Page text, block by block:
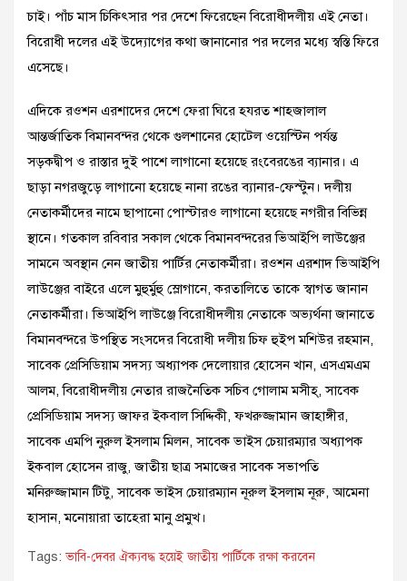
চাই। পাঁচ মাস চিকিৎসার পর দেশে ফিরেছেন বিরোধীদলীয় এই নেতা।
বিরোধী দলের এই উদ্যোগের কথা জানানোর পর দলের মধ্যে স্বস্তি ফিরে
এসেছে।
এদিকে রওশন এরশাদের দেশে ফেরা ঘিরে হযরত শাহজালাল
আন্তর্জাতিক বিমানবন্দর থেকে গুলশানের হোটেল ওয়েস্টিন পর্যন্ত
সড়কদ্বীপ ও রাস্তার দুই পাশে লাগানো হয়েছে রংবেরঙের ব্যানার। এ
ছাড়া নগরজুড়ে লাগানো হয়েছে নানা রঙের ব্যানার-ফেস্টুন। দলীয়
নেতাকর্মীদের নামে ছাপানো পোস্টারও লাগানো হয়েছে নগরীর বিভিন্ন
স্থানে। গতকাল রবিবার সকাল থেকে বিমানবন্দরের ভিআইপি লাউঞ্জের
সামনে অবস্থান নেন জাতীয় পার্টির নেতাকর্মীরা। রওশন এরশাদ ভিআইপি
লাউঞ্জের বাইরে এলে মুহুর্মুহু স্লোগানে, করতালিতে তাকে স্বাগত জানান
নেতাকর্মীরা। ভিআইপি লাউঞ্জে বিরোধীদলীয় নেতাকে অভ্যর্থনা জানাতে
বিমানবন্দরে উপস্থিত সংসদের বিরোধী দলীয় চিফ হুইপ মশিউর রহমান,
সাবেক প্রেসিডিয়াম সদস্য অধ্যাপক দেলোয়ার হোসেন খান, এসএমএম
আলম, বিরোধীদলীয় নেতার রাজনৈতিক সচিব গোলাম মসীহ্, সাবেক
প্রেসিডিয়াম সদস্য জাফর ইকবাল সিদ্দিকী, ফখরুজ্জামান জাহাঙ্গীর,
সাবেক এমপি নুরুল ইসলাম মিলন, সাবেক ভাইস চেয়ারম্যার অধ্যাপক
ইকবাল হোসেন রাজু, জাতীয় ছাত্র সমাজের সাবেক সভাপতি
মনিরুজ্জামান টিটু, সাবেক ভাইস চেয়ারম্যান নূরুল ইসলাম নূরু, আমেনা
হাসান, মনোয়ারা তাহেরা মানু প্রমুখ।
Tags: ভাবি-দেবর ঐক্যবদ্ধ হয়েই জাতীয় পার্টিকে রক্ষা করবেন